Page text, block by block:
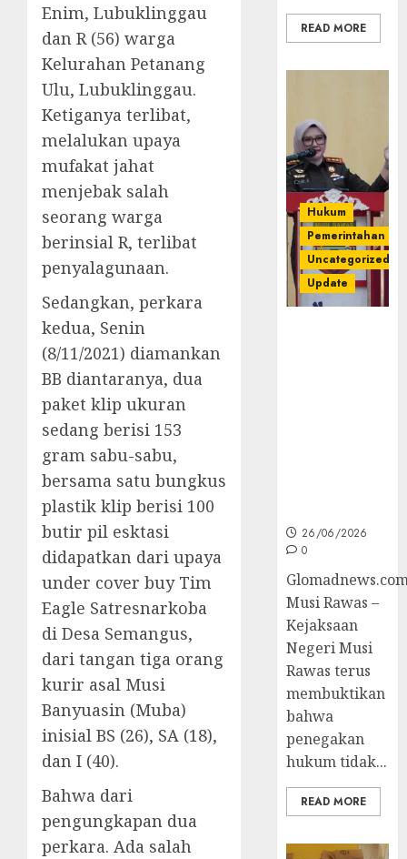
Enim, Lubuklinggau
dan R (56) warga
Kelurahan Petanang
Ulu, Lubuklinggau.
Ketiganya terlibat,
melalukan upaya
mufakat jahat
menjebak salah
seorang warga
berinsial R, terlibat
penyalagunaan.
Sedangkan, perkara
kedua, Senin
(8/11/2021) diamankan
BB diantaranya, dua
paket klip ukuran
sedang berisi 153
gram sabu-sabu,
bersama satu bungkus
plastik klip berisi 100
butir pil esktasi
didapatkan dari upaya
under cover buy Tim
Eagle Satresnarkoba
di Desa Semangus,
dari tangan tiga orang
kurir asal Musi
Banyuasin (Muba)
inisial BS (26), SA (18),
dan I (40).
Bahwa dari
pengungkapan dua
perkara. Ada salah
READ MORE
Hukum
Pemerintahan
Uncategorized
Update
26/06/2026
0
Musi Rawas –
Kejaksaan
Negeri Musi
Rawas terus
membuktikan
bahwa
penegakan
hukum tidak...
READ MORE